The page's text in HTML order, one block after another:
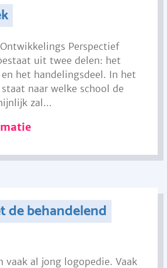
Perspectief
uit twee delen: het
het handelingsdeel. In het
naar welke school de
zal...
de behandelend
vaak al jong logopedie. Vaak